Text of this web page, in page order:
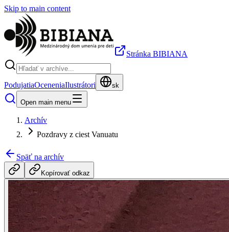
Skip to main content
Stránka BIBIANA
PodujatiaOceneniaIlustrátori sk
Open main menu
Archív
Pozdravy z ciest Vanuatu
Späť na archív
Kopírovať odkaz